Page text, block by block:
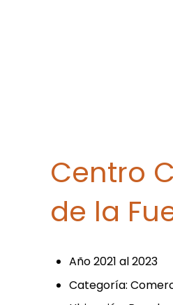
Centro
de la
Año 2021 al 2023
Categoría: